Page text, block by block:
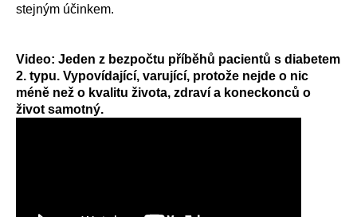
stejným účinkem.
Video: Jeden z bezpočtu příběhů pacientů s diabetem
2. typu. Vypovídající, varující, protože nejde o nic
méně než o kvalitu života, zdraví a koneckonců o
život samotný.